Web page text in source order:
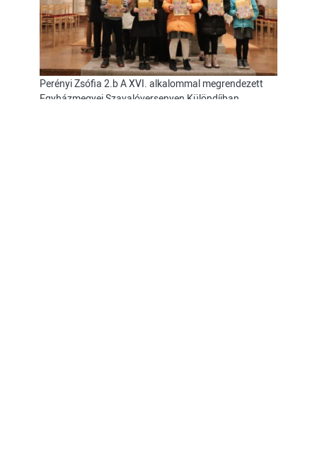
Perényi Zsófia 2.b A XVI. alkalommal megrendezett
Egyházmegyei Szavalóversenyen Különdíjban